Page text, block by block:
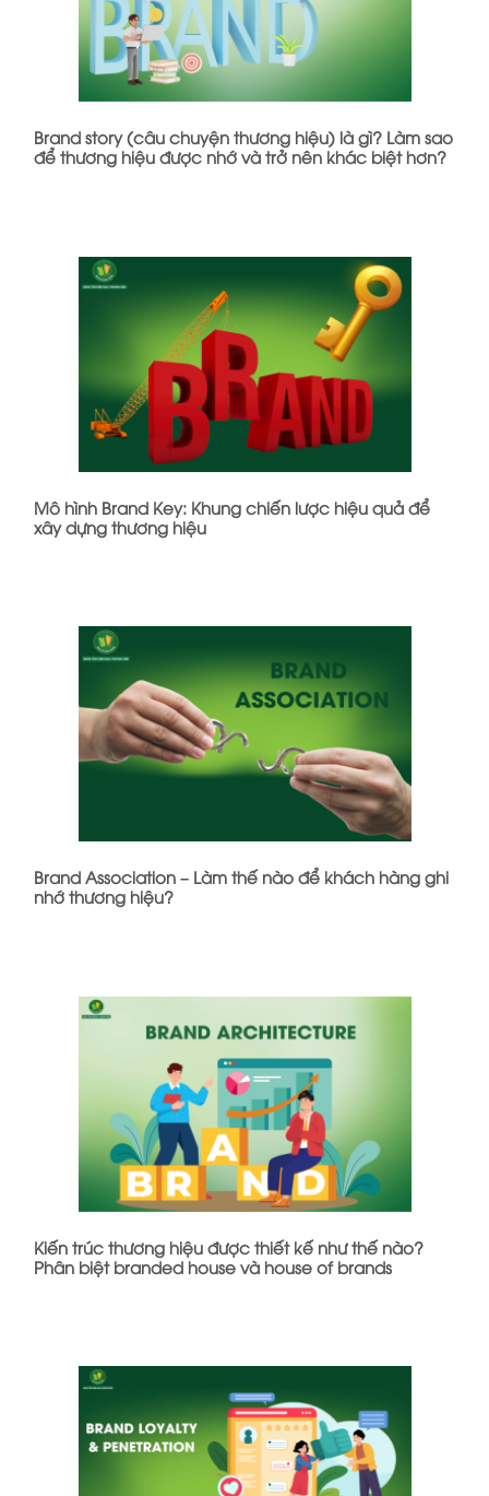
Brand story (câu chuyện thương hiệu) là gì? Làm sao
để thương hiệu được nhớ và trở nên khác biệt hơn?
Mô hình Brand Key: Khung chiến lược hiệu quả để
xây dựng thương hiệu
Brand Association – Làm thế nào để khách hàng ghi
nhớ thương hiệu?
Kiến trúc thương hiệu được thiết kế như thế nào?
Phân biệt branded house và house of brands